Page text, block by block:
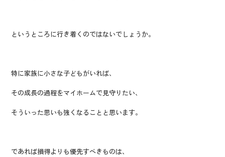
というところに行き着くのではないでしょうか。
特に家族に小さな子どもがいれば、
その成長の過程をマイホームで見守りたい、
そういった思いも強くなることと思います。
であれば損得よりも優先すべきものは、